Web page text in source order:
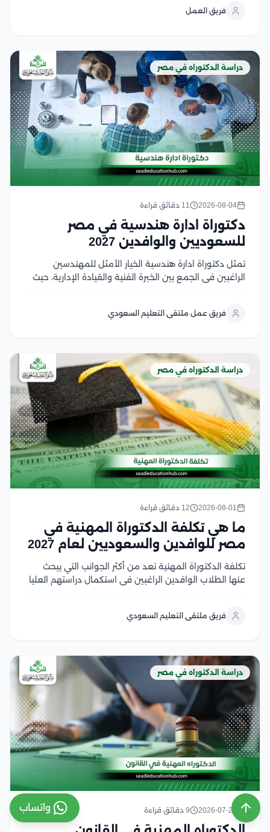
النظام بالتركيز على إعداد رسالة علمية أصيلة تحت...
فريق العمل
دراسة الدكتوراه في مصر
2026-08-04 11 دقائق قراءة
دكتوراة ادارة هندسية في مصر
للسعوديين والوافدين 2027
تمثل دكتوراة ادارة هندسية الخيار الأمثل للمهندسين
الراغبين في الجمع بين الخبرة الفنية والقيادة الإدارية، حيث
سوق العمل السعودي والخليجي وفي هذا المقال سوف
فريق عمل ملتقى التعليم السعودي
دراسة الدكتوراه في مصر
2026-08-01 12 دقائق قراءة
ما هي تكلفة الدكتوراة المهنية في
مصر للوافدين والسعوديين لعام 2027
تكلفة الدكتوراة المهنية تعد من أكثر الجوانب التي يبحث
عنها الطلاب الوافدين الراغبين في استكمال دراستهم العليا
عن هذا النوع من...
فريق ملتقى التعليم السعودي
دراسة الدكتوراه في مصر
2026-07-29 9 دقائق قراءة واتساب